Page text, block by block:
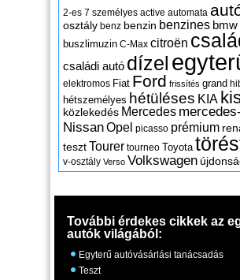
2-es 7 személyes active automata
osztály benz benzin benzines bmw
buszlimuzin C-Max citroën
családi autó dízel
elektromos Fiat Ford frissítés grand
hétszemélyes hétüléses KIA
közlekedés Mercedes
NissanOpel picasso prémium
tesztTourer tourneo Toyota
v-osztály Verso Volkswagen
További érdekes cikkek az
autók világából:
Egyterű autóvásárlási tanácsadás
Teszt